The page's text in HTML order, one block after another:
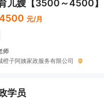
儿嫂【3500～4500】
元/月
师
橙子阿姨家政服务有限公司
学员